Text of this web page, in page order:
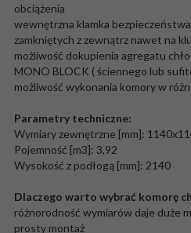
obciążenia
wewnętrzna klamka
zamkniętych z zewnątrz nawet na
możliwość dokupienia agregatu
MONO BLOCK ( ściennego lub
możliwość wykonania komory w
Parametry techniczne:
Wymiary zewnętrzne [mm]:
Pojemność [m3]: 3,92
Wysokość z podłogą [mm]: 2140
Dlaczego warto wybrać komorę
różnorodność wymiarów daje duże
prosty montaż